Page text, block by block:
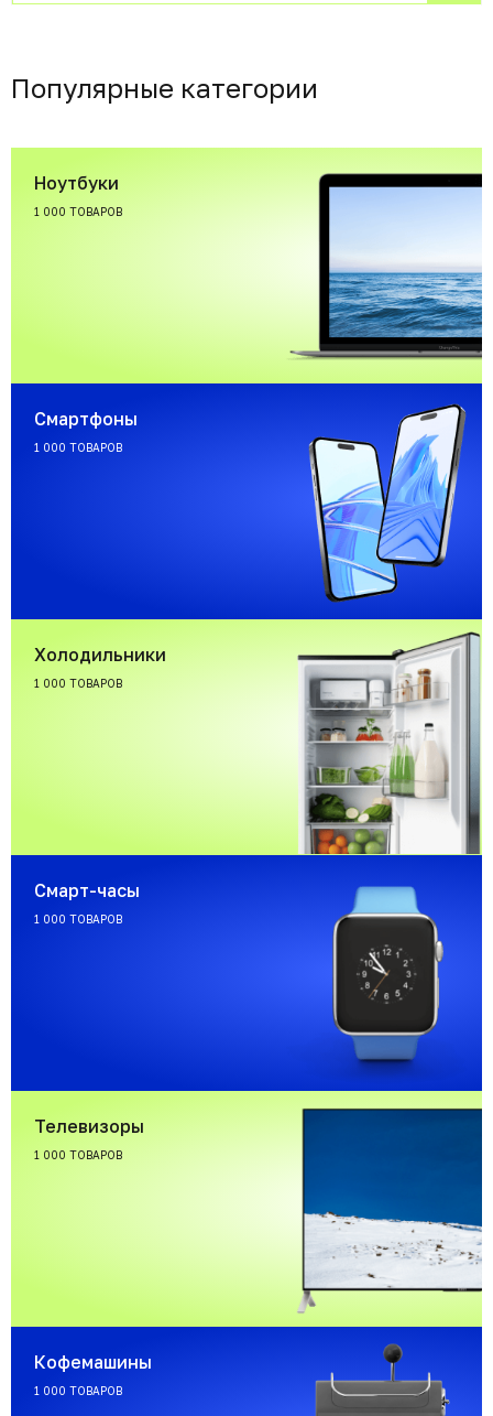
Популярные категории
Ноутбуки
1 000 ТОВАРОВ
Смартфоны
1 000 ТОВАРОВ
Холодильники
1 000 ТОВАРОВ
Смарт-часы
1 000 ТОВАРОВ
Телевизоры
1 000 ТОВАРОВ
Кофемашины
1 000 ТОВАРОВ